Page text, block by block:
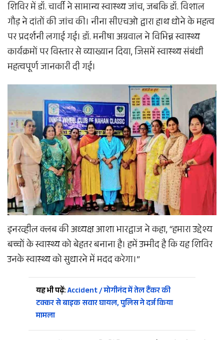
शिविर में डॉ. चार्वी ने सामान्य स्वास्थ्य जांच, जबकि डॉ. विशाल
गौड़ ने दांतों की जांच की। नीना सीएचओ द्वारा हाथ धोने के महत्व
पर प्रदर्शनी लगाई गई। डॉ. मनीषा अग्रवाल ने विभिन्न स्वास्थ्य
कार्यक्रमों पर विस्तार से व्याख्यान दिया, जिसमें स्वास्थ्य संबंधी
महत्वपूर्ण जानकारी दी गई।
इनरव्हील क्लब की अध्यक्ष आशा भारद्वाज ने कहा, “हमारा उद्देश्य
बच्चों के स्वास्थ्य को बेहतर बनाना है। हमें उम्मीद है कि यह शिविर
उनके स्वास्थ्य को सुधारने में मदद करेगा।”
यह भी पढ़ें:Accident / मोगीनंद में तेल टैंकर की
टक्कर से बाइक सवार घायल, पुलिस ने दर्ज किया
मामला